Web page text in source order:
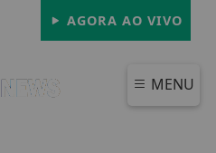
AGORA AO VIVO
MENU